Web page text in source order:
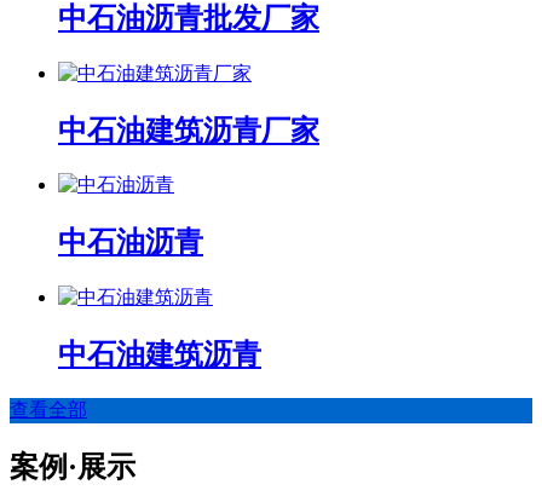
中石油沥青批发厂家
中石油建筑沥青厂家
中石油沥青
中石油建筑沥青
查看全部
案例·展示